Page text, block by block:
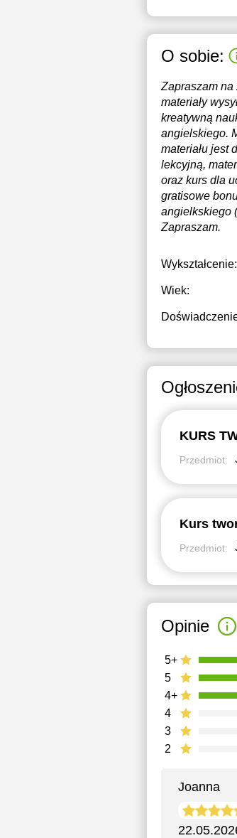
O sobie:
Zapraszam na
materiały
kreatywną
angielskiego.
materiału jest
lekcyjną,
oraz kurs dla
gratisowe
angielkskiego
Zapraszam.
Wykształcenie:
Wiek:
KURS
Przedmiot:
Kurs
Przedmiot:
Opinie
2
3
4
4+
5
5+
Joanna